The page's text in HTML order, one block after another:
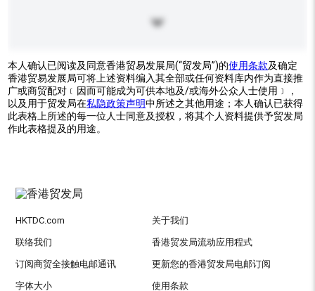
本人确认已阅读及同意香港贸易发展局(“贸发局”)的使用条款及确定
香港贸易发展局可将上述资料编入其全部或任何资料库内作为直接推
广或商贸配对﹝因而可能成为可供本地及/或海外公众人士使用﹞，
以及用于贸发局在私隐政策声明中所述之其他用途；本人确认已获得
此表格上所述的每一位人士同意及授权，将其个人资料提供予贸发局
作此表格提及的用途。
HKTDC.com 关于我们
联络我们 香港贸发局流动应用程式
订阅商贸全接触电邮通讯 更新您的香港贸发局电邮订阅
字体大小 使用条款